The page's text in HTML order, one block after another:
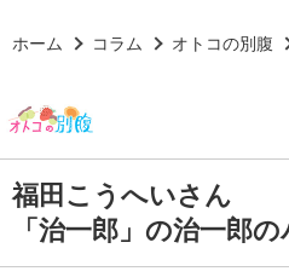
ホーム コラム オトコの別腹
福田こうへいさん
「治一郎」の治一郎